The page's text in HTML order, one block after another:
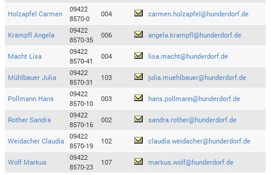
Holzapfel Carmen
09422
8570-0
004 carmen.holzapfel@hunderdorf.de
Krampfl Angela
09422
8570-35
006 angela.krampfl@hunderdorf.de
Macht Lisa
09422
8570-41
004 lisa.macht@hunderdorf.de
Mühlbauer Julia
09422
8570-31
103 julia.muehlbauer@hunderdorf.de
Pollmann Hans
09422
8570-10
003 hans.pollmann@hunderdorf.de
Rother Sandra
09422
8570-16
002 sandra.rother@hunderdorf.de
Weidacher Claudia
09422
8570-19
102 claudia.weidacher@hunderdorf.de
Wolf Markus
09422
8570-23
107 markus.wolf@hunderdorf.de